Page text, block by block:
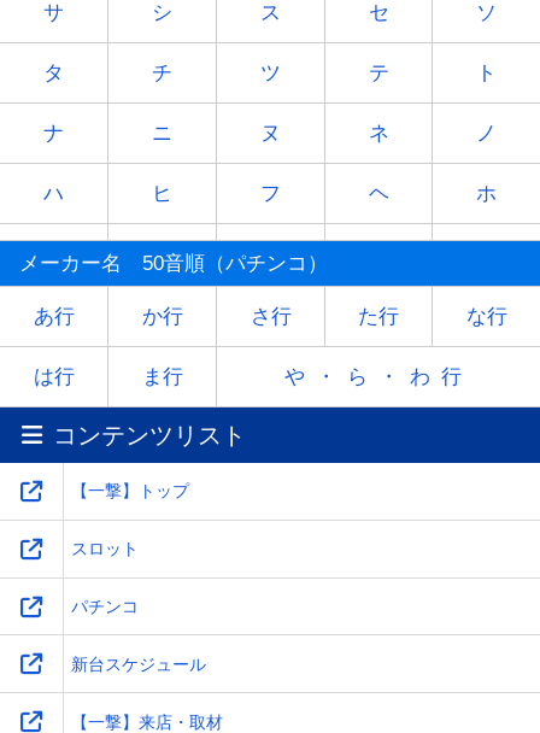
サ シ ス セ ソ
タ チ ツ テ ト
ナ ニ ヌ ネ ノ
ハ ヒ フ ヘ ホ
マ ミ ム
ヤ - ユ - ヨ
ラ リ レ
ワ -
メーカー名 50音順（パチンコ）
あ行 か行 さ行 た行 な行
は行 ま行 や・ら・わ行
コンテンツリスト
【一撃】トップ
スロット
パチンコ
新台スケジュール
【一撃】来店・取材